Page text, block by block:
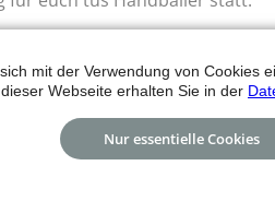
könnt ihr in
mit der Verwendung von Cookies
Webseite erhalten Sie in der
Nur essentielle Cookies